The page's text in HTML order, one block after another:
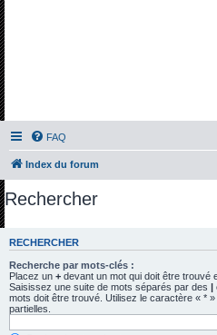
FAQ
Index du forum
Rechercher
RECHERCHER
Recherche par mots-clés :
Placez un + devant un mot qui doit être trouvé
Saisissez une suite de mots séparés par des |
mots doit être trouvé. Utilisez le caractère « *
partielles.